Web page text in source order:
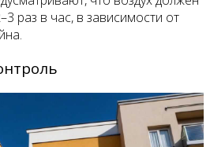
раз в час, в зависимости от